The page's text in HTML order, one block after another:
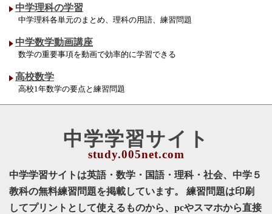
中学理科の学習
中学理科各単元のまとめ、理科の用語、練習問題
中学数学動画講座
数学の重要事項を動画で効率的に学習できる
高校数学
高校1年数学の要点と練習問題
中学学習サイト
中学学習サイトは英語・数学・国語・理科・社会、中学５
教科の無料練習問題を掲載しています。 練習問題は印刷
してプリントとして使えるものから、pcやスマホから直接